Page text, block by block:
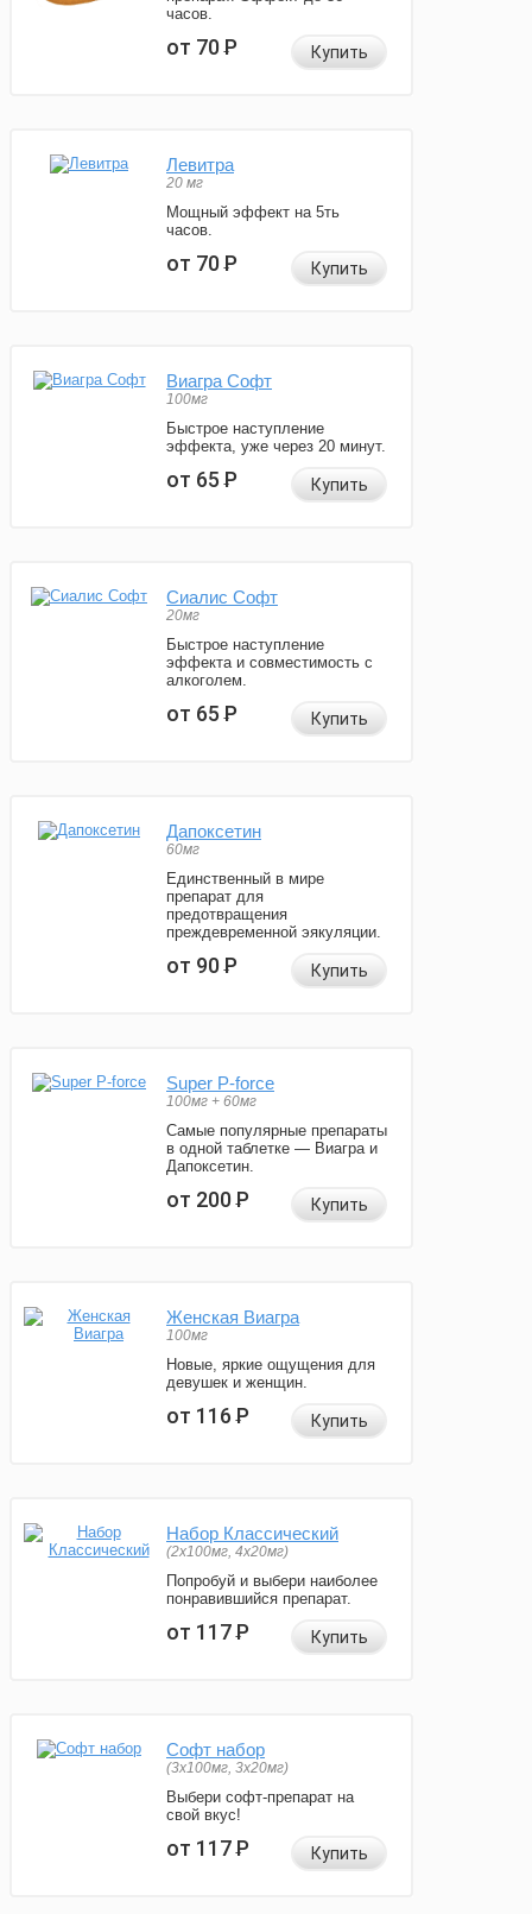
часов.
от 70Р Купить
Левитра
20 мг
Мощный эффект на 5ть
часов.
от 70Р Купить
Виагра Софт
100мг
Быстрое наступление
эффекта, уже через 20 минут.
от 65Р Купить
Сиалис Софт
20мг
Быстрое наступление
эффекта и совместимость с
алкоголем.
от 65Р Купить
Дапоксетин
60мг
Единственный в мире
препарат для
предотвращения
преждевременной эякуляции.
от 90Р Купить
Super P-force
100мг + 60мг
Самые популярные препараты
в одной таблетке — Виагра и
Дапоксетин.
от 200Р Купить
Женская Виагра
100мг
Новые, яркие ощущения для
девушек и женщин.
от 116Р Купить
Набор Классический
(2x100мг, 4x20мг)
Попробуй и выбери наиболее
понравившийся препарат.
от 117Р Купить
Софт набор
(3x100мг, 3x20мг)
Выбери софт-препарат на
свой вкус!
от 117Р Купить